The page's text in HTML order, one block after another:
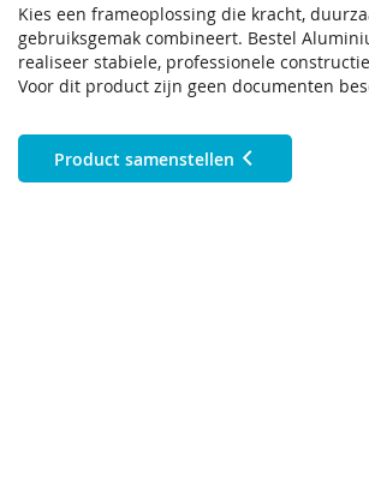
Kies een frameoplossing die kracht,
gebruiksgemak combineert. Bestel
realiseer stabiele, professionele
Voor dit product zijn geen documenten
Product samenstellen